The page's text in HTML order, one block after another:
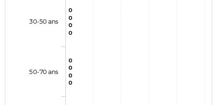
0
0
0
0
0
0
0
0
30-50 ans
50-70 ans